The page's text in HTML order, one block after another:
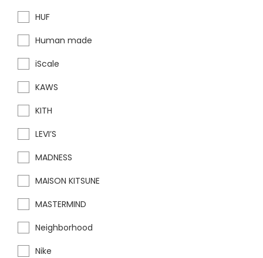
HUF
Human made
iScale
KAWS
KITH
LEVI’S
MADNESS
MAISON KITSUNE
MASTERMIND
Neighborhood
Nike